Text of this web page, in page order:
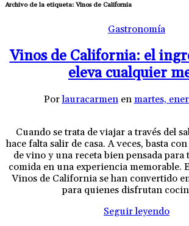
Archivo de la etiqueta: Vinos de California
Gastronomía
Vinos de California: el
eleva cualquier
Porlauracarmen en martes,
Cuando se trata de viajar a través del
hace falta salir de casa. A veces, basta
de vino y una receta bien pensada
comida en una experiencia memorable.
Vinos de California se han convertido
para quienes disfrutan
Seguir leyendo